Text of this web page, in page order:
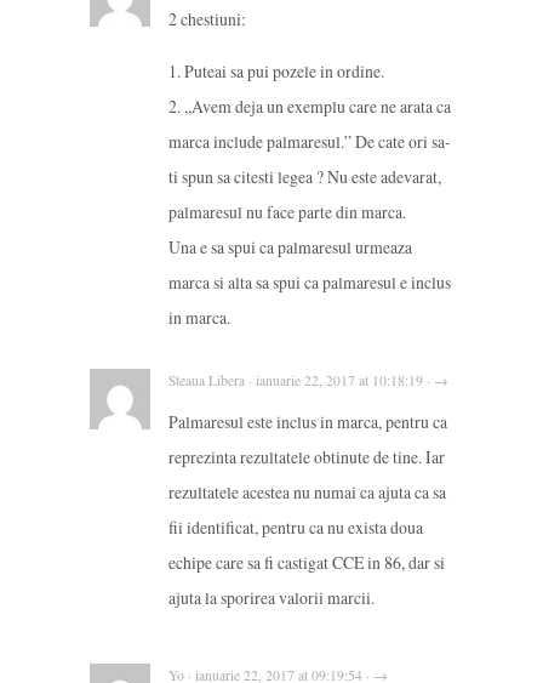
2 chestiuni:
1. Puteai sa pui pozele in ordine.
2. ,,Avem deja un exemplu care ne arata ca
marca include palmaresul.” De cate ori sa-
ti spun sa citesti legea ? Nu este adevarat,
palmaresul nu face parte din marca.
Una e sa spui ca palmaresul urmeaza
marca si alta sa spui ca palmaresul e inclus
in marca.
Steaua Libera · ianuarie 22, 2017 at 10:18:19 · →
Palmaresul este inclus in marca, pentru ca
reprezinta rezultatele obtinute de tine. Iar
rezultatele acestea nu numai ca ajuta ca sa
fii identificat, pentru ca nu exista doua
echipe care sa fi castigat CCE in 86, dar si
ajuta la sporirea valorii marcii.
Yo · ianuarie 22, 2017 at 09:19:54 · →